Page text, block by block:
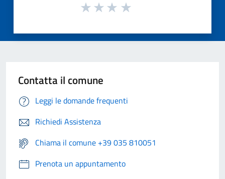
Contatta il comune
Leggi le domande frequenti
Richiedi Assistenza
Chiama il comune +39 035 810051
Prenota un appuntamento